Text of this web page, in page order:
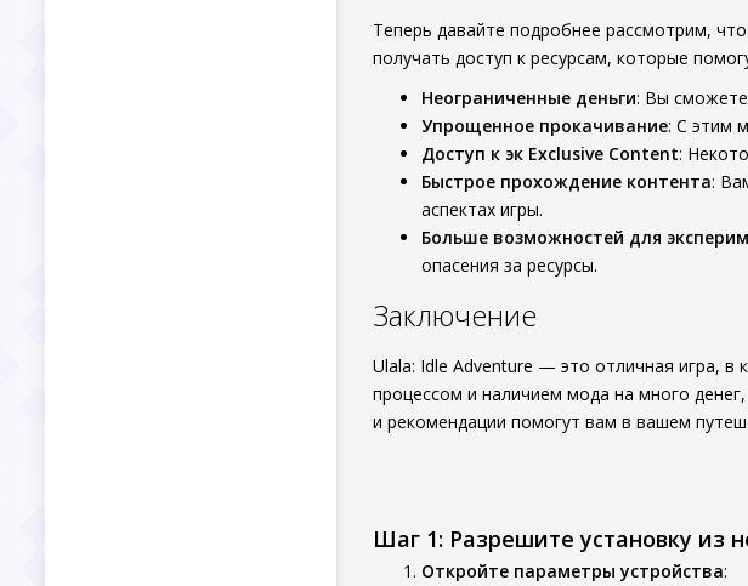
Теперь давайте подробнее рассмотрим,
получать доступ к ресурсам, которые
Неограниченные деньги: Вы сможете
Упрощенное прокачивание: С этим
Доступ к эк Exclusive Content:
Быстрое прохождение контента:
аспектах игры.
Больше возможностей для
опасения за ресурсы.
Заключение
Ulala: Idle Adventure — это отличная игра, в
процессом и наличием мода на много
и рекомендации помогут вам в вашем
Шаг 1: Разрешите установку из
Откройте параметры устройства: